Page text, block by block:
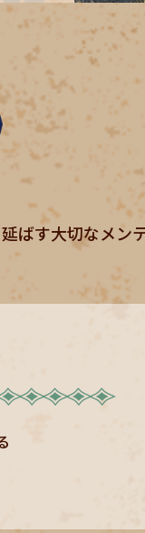
ばす大切なメン